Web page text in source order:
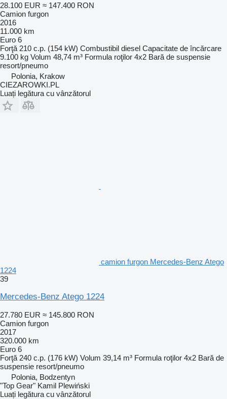
28.100 EUR ≈ 147.400 RON
Camion furgon
2016
11.000 km
Euro 6
Forţă 210 c.p. (154 kW) Combustibil diesel Capacitate de încărcare
9.100 kg Volum 48,74 m³ Formula roţilor 4x2 Bară de suspensie
resort/pneumo
Polonia, Krakow
CIEZAROWKI.PL
Luați legătura cu vânzătorul
camion furgon Mercedes-Benz Atego
1224
39
Mercedes-Benz Atego 1224
27.780 EUR ≈ 145.800 RON
Camion furgon
2017
320.000 km
Euro 6
Forţă 240 c.p. (176 kW) Volum 39,14 m³ Formula roţilor 4x2 Bară de
suspensie resort/pneumo
Polonia, Bodzentyn
"Top Gear" Kamil Plewiński
Luați legătura cu vânzătorul